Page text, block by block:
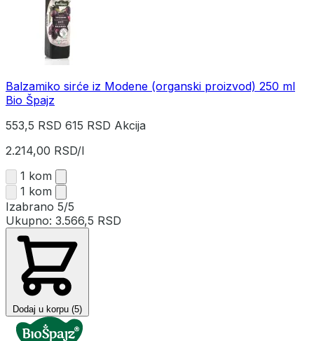
Balzamiko sirće iz Modene (organski proizvod) 250 ml
Bio Špajz
553,5 RSD 615 RSD Akcija
2.214,00 RSD/l
1 kom
1 kom
Izabrano 5/5
Ukupno: 3.566,5 RSD
Dodaj u korpu (5)